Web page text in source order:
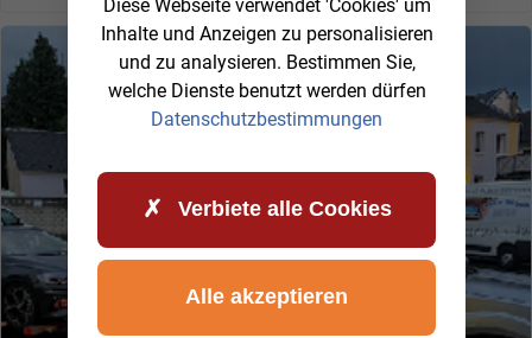
Diese Webseite verwendet 'Cookies' um
Inhalte und Anzeigen zu personalisieren
und zu analysieren. Bestimmen Sie,
welche Dienste benutzt werden dürfen
Datenschutzbestimmungen
Verbiete alle Cookies
Alle akzeptieren